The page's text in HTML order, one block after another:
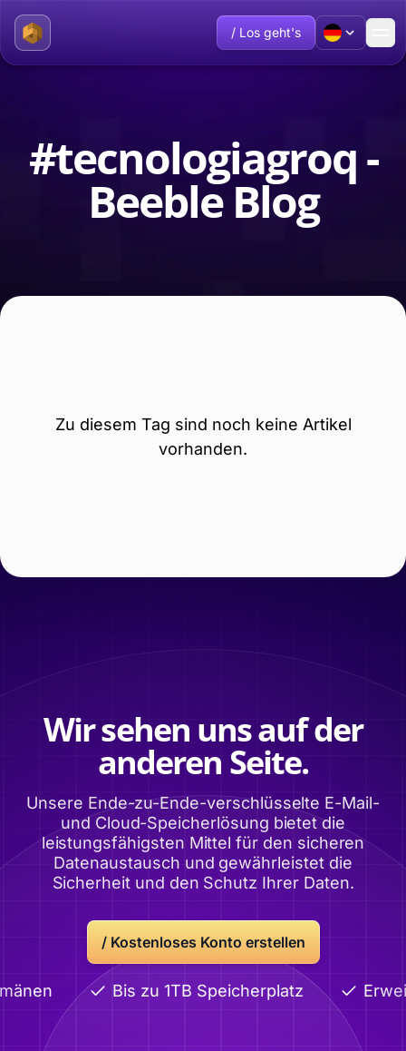
/ Los geht's
#tecnologiagroq -
Beeble Blog
Zu diesem Tag sind noch keine Artikel
vorhanden.
Wir sehen uns auf der
anderen Seite.
Unsere Ende-zu-Ende-verschlüsselte E-Mail-
und Cloud-Speicherlösung bietet die
leistungsfähigsten Mittel für den sicheren
Datenaustausch und gewährleistet die
Sicherheit und den Schutz Ihrer Daten.
/ Kostenloses Konto erstellen
Bis zu 1TB Speicherplatz